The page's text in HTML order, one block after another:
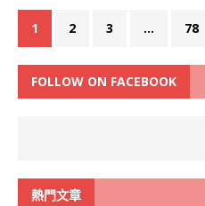
1 2 3 ... 78
FOLLOW ON FACEBOOK
熱門文章